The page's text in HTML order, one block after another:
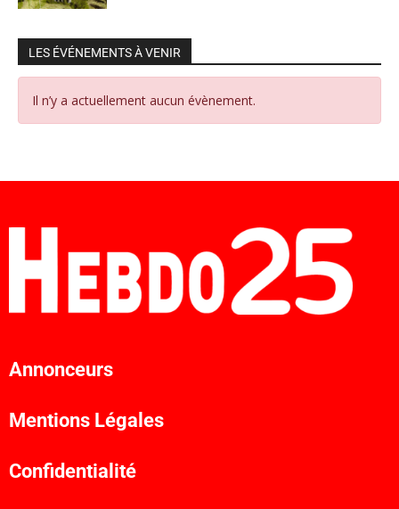
LES ÉVÉNEMENTS À VENIR
Il n’y a actuellement aucun évènement.
Annonceurs
Mentions Légales
Confidentialité